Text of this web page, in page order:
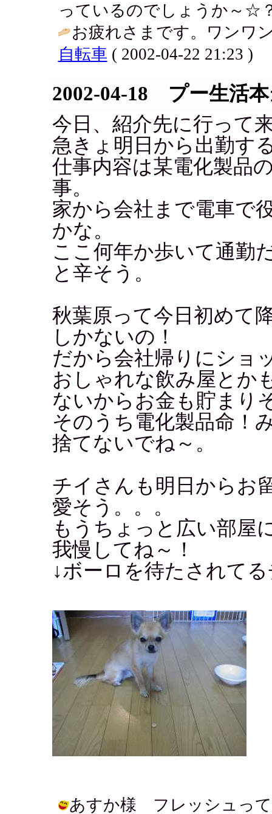
っているのでしょうか～☆
お疲れさまです。ワンワ
自転車 ( 2002-04-22 21:23 )
2002-04-18 プー生活
今日、紹介先に行って
急きょ明日から出勤す
仕事内容は某電化製品
事。
家から会社まで電車で
かな。
ここ何年か歩いて通勤
と辛そう。
秋葉原って今日初めて
しかないの！
だから会社帰りにショ
おしゃれな飲み屋とか
ないからお金も貯まり
そのうち電化製品命！
捨てないでね～。
チイさんも明日からお
愛そう。。。
もうちょっと広い部屋
我慢してね～！
↓ボーロを待たされて
あすか様 フレッシュっ